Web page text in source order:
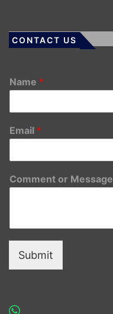
CONTACT US
Name *
Email *
Comment or Message
Submit